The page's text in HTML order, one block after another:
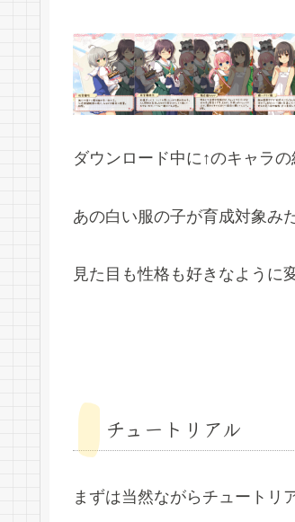
ダウンロード中に↑のキャラの
あの白い服の子が育成対象み
見た目も性格も好きなように
チュートリアル
まずは当然ながらチュートリ